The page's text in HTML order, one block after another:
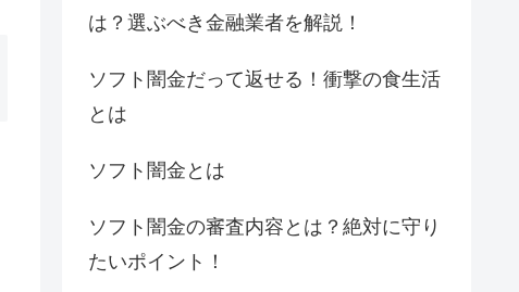
は？選ぶべき金融業者を解説！
ソフト闇金だって返せる！衝撃の食生活
とは
ソフト闇金とは
ソフト闇金の審査内容とは？絶対に守り
たいポイント！